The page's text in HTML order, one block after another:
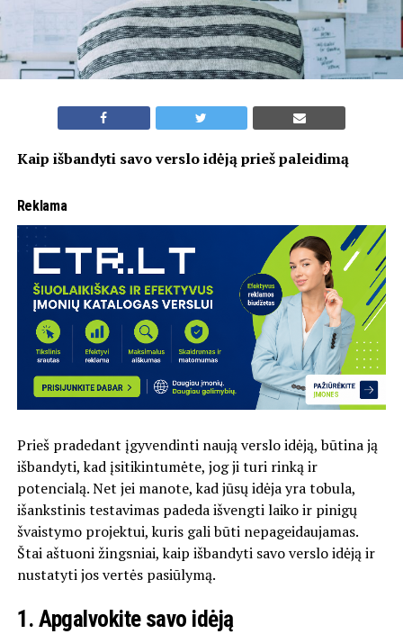
Kaip išbandyti savo verslo idėją prieš paleidimą
Reklama
Prieš pradedant įgyvendinti naują verslo idėją, būtina ją
išbandyti, kad įsitikintumėte, jog ji turi rinką ir
potencialą. Net jei manote, kad jūsų idėja yra tobula,
išankstinis testavimas padeda išvengti laiko ir pinigų
švaistymo projektui, kuris gali būti nepageidaujamas.
Štai aštuoni žingsniai, kaip išbandyti savo verslo idėją ir
nustatyti jos vertės pasiūlymą.
1.Apgalvokite savo idėją